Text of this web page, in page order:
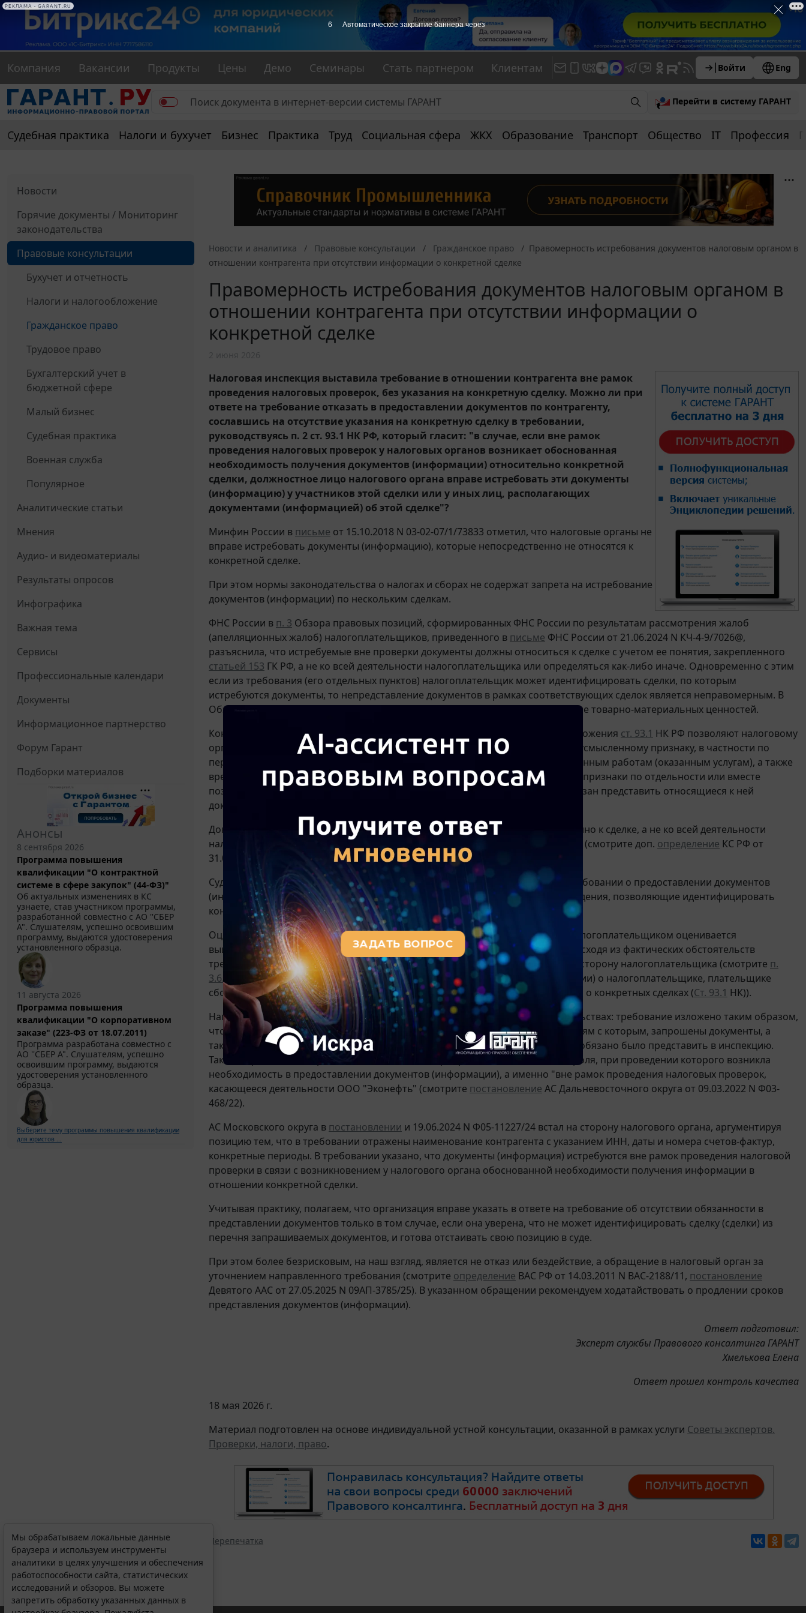
Компания Вакансии Продукты Цены Демо Семинары Стать партнером Клиентам Войти Eng
Перейти в систему ГАРАНТ
Судебная практика Налоги и бухучет Бизнес Практика Труд Социальная сфера ЖКХ Образование Транспорт Общество IT Профессия
Новости
Горячие документы / Мониторинг
законодательства
Правовые консультации
Бухучет и отчетность
Налоги и налогообложение
Гражданское право
Трудовое право
Бухгалтерский учет в
бюджетной сфере
Малый бизнес
Судебная практика
Военная служба
Популярное
Аналитические статьи
Мнения
Аудио- и видеоматериалы
Результаты опросов
Инфографика
Важная тема
Сервисы
Профессиональные календари
Документы
Информационное партнерство
Форум Гарант
Подборки материалов
Анонсы
8 сентября 2026
Программа повышения
квалификации "О контрактной
системе в сфере закупок" (44-ФЗ)"
Об актуальных изменениях в КС
узнаете, став участником программы,
разработанной совместно с АО ''СБЕР
А". Слушателям, успешно освоившим
программу, выдаются удостоверения
установленного образца.
11 августа 2026
Программа повышения
квалификации "О корпоративном
заказе" (223-ФЗ от 18.07.2011)
Программа разработана совместно с
АО ''СБЕР А". Слушателям, успешно
освоившим программу, выдаются
удостоверения установленного
образца.
Выберите тему программы повышения квалификации
для юристов ...
Новости и аналитика Правовые консультации Гражданское право
Правомерность истребования документов налоговым органом в
отношении контрагента при отсутствии информации о конкретной сделке
Правомерность истребования документов налоговым органом в
отношении контрагента при отсутствии информации о
конкретной сделке
Налоговая инспекция выставила требование в отношении контрагента вне рамок
проведения налоговых проверок, без указания на конкретную сделку. Можно ли при
ответе на требование отказать в предоставлении документов по контрагенту,
сославшись на отсутствие указания на конкретную сделку в требовании,
руководствуясь п. 2 ст. 93.1 НК РФ, который гласит: "в случае, если вне рамок
проведения налоговых проверок у налоговых органов возникает обоснованная
необходимость получения документов (информации) относительно конкретной
сделки, должностное лицо налогового органа вправе истребовать эти документы
(информацию) у участников этой сделки или у иных лиц, располагающих
документами (информацией) об этой сделке"?
Минфин России в письме от 15.10.2018 N 03-02-07/1/73833 отметил, что налоговые органы не
вправе истребовать документы (информацию), которые непосредственно не относятся к
конкретной сделке.
При этом нормы законодательства о налогах и сборах не содержат запрета на истребование
документов (информации) по нескольким сделкам.
ФНС России в п. 3 Обзора правовых позиций, сформированных ФНС России по результатам рассмотрения жалоб
(апелляционных жалоб) налогоплательщиков, приведенного в письме ФНС России от 21.06.2024 N КЧ-4-9/7026@,
разъяснила, что истребуемые вне проверки документы должны относиться к сделке с учетом ее понятия, закрепленного
статьей 153 ГК РФ, а не ко всей деятельности налогоплательщика или определяться как-либо иначе. Одновременно с этим
если из требования (его отдельных пунктов) налогоплательщик может идентифицировать сделки, по которым
истребуются документы, то непредставление документов в рамках соответствующих сделок является неправомерным. В
Обзоре в качестве таких документов поименованы доверенности на получение товарно-материальных ценностей.
Конституционный суд вопределении от 07.04.2022 N 821-О разъяснил, что положения ст. 93.1 НК РФ позволяют налоговому
органу определить предмет истребования по любому ясному, четкому и недвусмысленному признаку, в частности по
переданному (подлежащему передаче) конкретному товару (партии), выполненным работам (оказанным услугам), а также
времени поставки и приема-передачи, первичным документам и т.п., если эти признаки по отдельности или вместе
позволяют определить конкретную сделку, по которой налогоплательщик обязан представить относящиеся к ней
документы (информацию).
Документы (информация) как предмет истребования должны относиться именно к сделке, а не ко всей деятельности
налогоплательщика, не к ее части или периоду, не к налоговому периоду и т.п. (смотрите доп. определение КС РФ от
31.03.2026 N 658-О).
Судебная практика позволяет сделать вывод о том, что налоговый орган в требовании о предоставлении документов
(информации) вне рамок проведения налоговой проверки обязан указать сведения, позволяющие идентифицировать
конкретную сделку.
Оценка достаточности сведений и возможности идентифицировать сделку налогоплательщиком оценивается
вышестоящими налоговыми органами и судом в каждом конкретном случае исходя из фактических обстоятельств
требования. При этом практика есть как в сторону налогового органа, так и в сторону налогоплательщика (смотрите п.
3.6.4
Энциклопедии судебной практики. Истребование документов (информации) о налогоплательщике, плательщике
сборов, плательщике страховых взносов и налоговом агенте или информации о конкретных сделках (Ст. 93.1 НК)).
Например, суд встал на сторону налогового органа при следующих обстоятельствах: требование изложено таким образом,
что позволяет идентифицировать контрагента общества по взаимоотношениям с которым, запрошены документы, а
также какие конкретно документы и информацию, за какой период общество обязано было представить в инспекцию.
Также в требовании отражено наименование мероприятия налогового контроля, при проведении которого возникла
необходимость в предоставлении документов (информации), а именно "вне рамок проведения налоговых проверок,
касающееся деятельности ООО "Эконефть" (смотрите постановление АС Дальневосточного округа от 09.03.2022 N Ф03-
468/22).
АС Московского округа в постановлении и 19.06.2024 N Ф05-11227/24 встал на сторону налогового органа, аргументируя
позицию тем, что в требовании отражены наименование контрагента с указанием ИНН, даты и номера счетов-фактур,
конкретные периоды. В требовании указано, что документы (информация) истребуются вне рамок проведения налоговой
проверки в связи с возникновением у налогового органа обоснованной необходимости получения информации в
отношении конкретной сделки.
Учитывая практику, полагаем, что организация вправе указать в ответе на требование об отсутствии обязанности в
представлении документов только в том случае, если она уверена, что не может идентифицировать сделку (сделки) из
перечня запрашиваемых документов, и готова отстаивать свою позицию в суде.
При этом более безрисковым, на наш взгляд, является не отказ или бездействие, а обращение в налоговый орган за
уточнением направленного требования (смотрите определение ВАС РФ от 14.03.2011 N ВАС-2188/11, постановление
Девятого ААС от 27.05.2025 N 09АП-3785/25). В указанном обращении рекомендуем ходатайствовать о продлении сроков
представления документов (информации).
Ответ подготовил:
Эксперт службы Правового консалтинга ГАРАНТ
Хмелькова Елена
Ответ прошел контроль качества
18 мая 2026 г.
Материал подготовлен на основе индивидуальной устной консультации, оказанной в рамках услуги Советы экспертов.
Проверки, налоги, право.
Перепечатка
Мы обрабатываем локальные данные
браузера и используем инструменты
аналитики в целях улучшения и обеспечения
работоспособности сайта, статистических
исследований и обзоров. Вы можете
запретить обработку указанных данных в
5 Автоматическое закрытие баннера через
РЕКЛАМА • GARANT.RU